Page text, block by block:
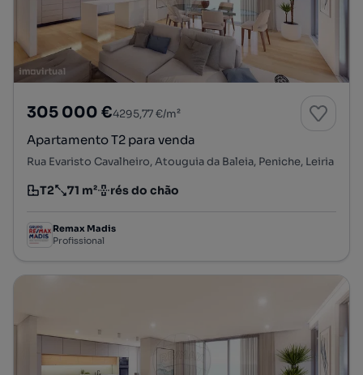
305 000 €4295,77 €/m²
Apartamento T2 para venda
Rua Evaristo Cavalheiro, Atouguia da Baleia, Peniche, Leiria
Tipologia
T2
Preço por metro quadrado
71 m²
Andar rés do chão
Remax Madis
Profissional